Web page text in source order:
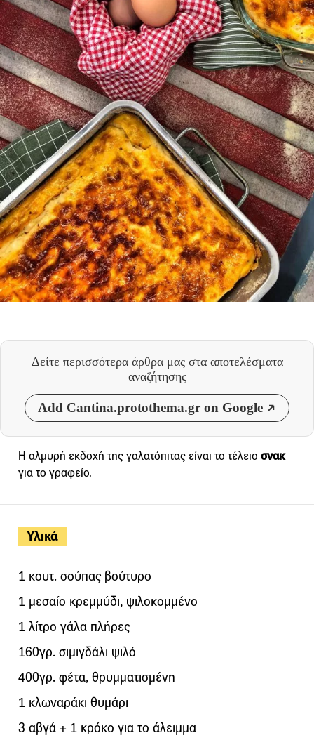
Δείτε περισσότερα άρθρα μας στα αποτελέσματα
αναζήτησης
Add Cantina.protothema.gr on Google
Υλικά
1 κουτ. σούπας βούτυρο
1 μεσαίο κρεμμύδι, ψιλοκομμένο
1 λίτρο γάλα πλήρες
160γρ. σιμιγδάλι ψιλό
400γρ. φέτα, θρυμματισμένη
1 κλωναράκι θυμάρι
3 αβγά + 1 κρόκο για το άλειμμα
Η αλμυρή εκδοχή της γαλατόπιτας είναι το τέλειο σνακ
για το γραφείο.